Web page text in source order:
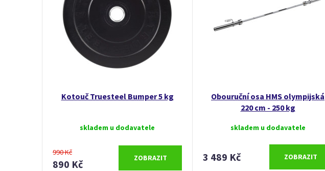
Kotouč Truesteel Bumper 5 kg
skladem u dodavatele
990 Kč
890 Kč
ZOBRAZIT
Obouruční osa HMS olympijská
220 cm - 250 kg
skladem u dodavatele
3 489 Kč ZOBRAZIT